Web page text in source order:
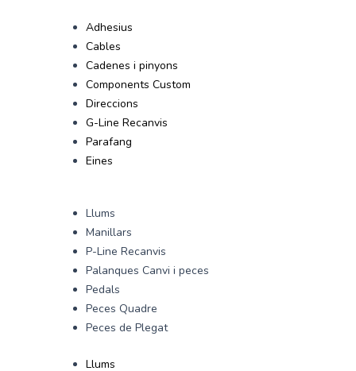
Adhesius
Cables
Cadenes i pinyons
Components Custom
Direccions
G-Line Recanvis
Parafang
Eines
Llums
Manillars
P-Line Recanvis
Palanques Canvi i peces
Pedals
Peces Quadre
Peces de Plegat
Llums